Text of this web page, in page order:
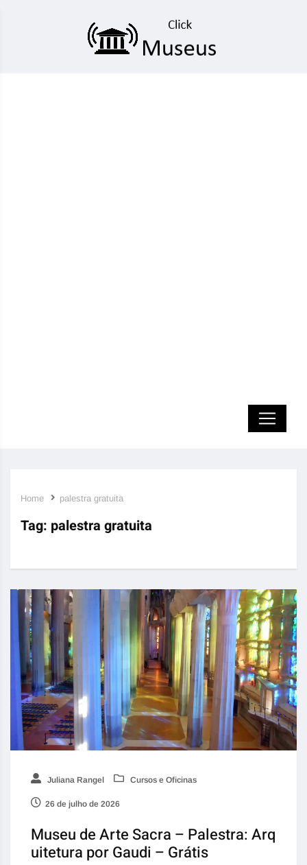
Home palestra gratuita
Tag: palestra gratuita
Juliana Rangel Cursos e Oficinas
26 de julho de 2026
Museu de Arte Sacra – Palestra: Arq
uitetura por Gaudi – Grátis